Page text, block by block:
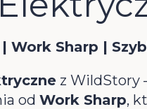
Work Sharp |
z WildStory
od Work Sharp,